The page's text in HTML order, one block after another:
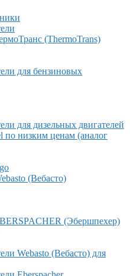
(ThermoTrans)
для бензиновых
для дизельных двигателей
по низким ценам (аналог
(Вебасто)
(Эбершпехер)
Webasto (Вебасто) для